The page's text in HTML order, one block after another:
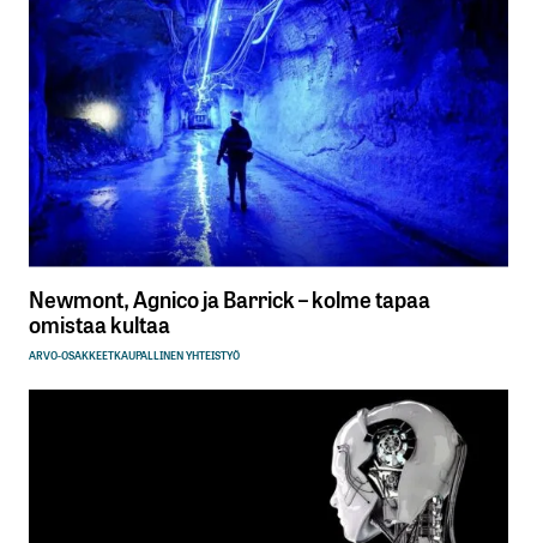
Newmont, Agnico ja Barrick – kolme tapaa
omistaa kultaa
ARVO-OSAKKEETKAUPALLINEN YHTEISTYÖ